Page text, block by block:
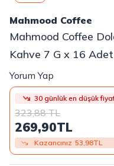
Mahmood Coffee
Mahmood Coffee
Kahve 7 G x 16 Adet
Yorum Yap
30 günlük en düşük
323,88TL
269,90TL
Kazancınız 53,98TL